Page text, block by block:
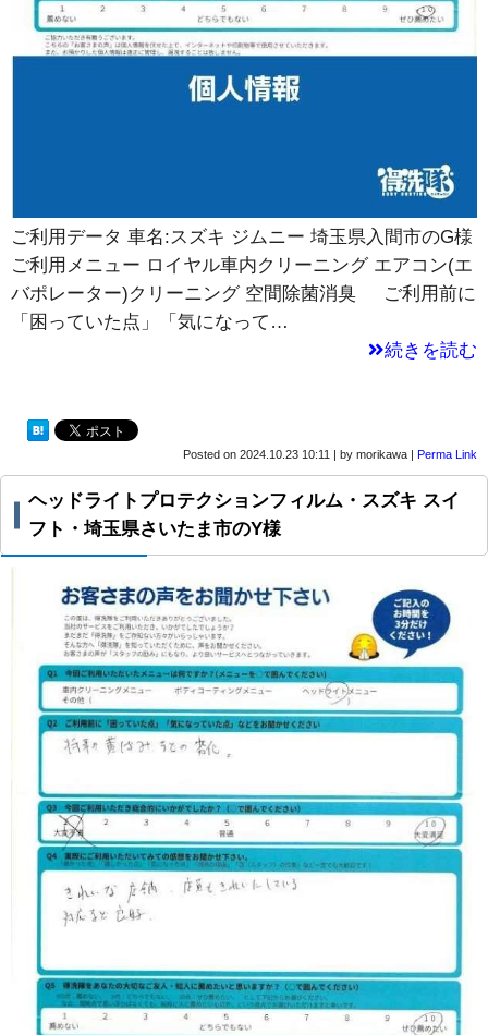
ご利用データ 車名:スズキ ジムニー 埼玉県入間市のG様
ご利用メニュー ロイヤル車内クリーニング エアコン(エ
バポレーター)クリーニング 空間除菌消臭 ご利用前に
「困っていた点」「気になって…
続きを読む
Posted on 2024.10.23 10:11 | by morikawa | Perma Link
ヘッドライトプロテクションフィルム・スズキ スイ
フト・埼玉県さいたま市のY様